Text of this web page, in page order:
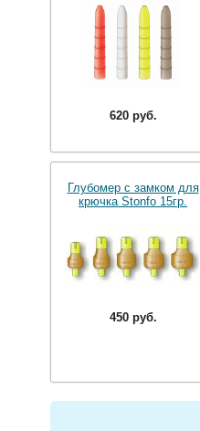
620 руб.
Глубомер с замком для
крючка Stonfo 15гр.
450 руб.